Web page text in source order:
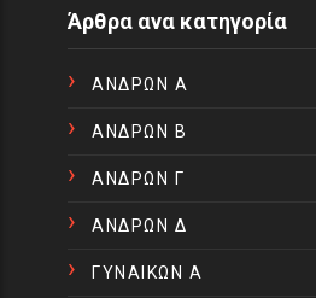
Άρθρα ανα κατηγορία
ΑΝΔΡΩΝ Α
ΑΝΔΡΩΝ Β
ΑΝΔΡΩΝ Γ
ΑΝΔΡΩΝ Δ
ΓΥΝΑΙΚΩΝ Α